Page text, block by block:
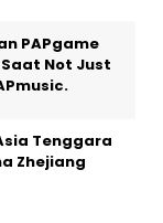
PAPgame
Not Just
Tenggara
Zhejiang